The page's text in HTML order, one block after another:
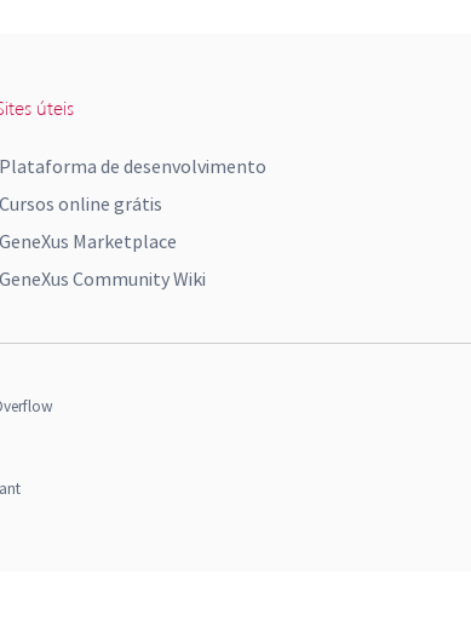
úteis
Plataforma de desenvolvimento
Cursos online grátis
GeneXus Marketplace
GeneXus Community Wiki